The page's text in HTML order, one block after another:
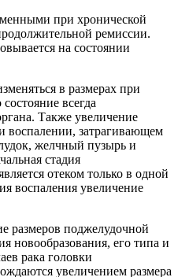
при хронической
ремиссии.
на состоянии
в размерах при
всегда
Также увеличение
воспалении, затрагивающем
желчный пузырь и
стадия
отеком только в одной
воспаления увеличение
размеров поджелудочной
новообразования, его типа и
рака головки
увеличением размера